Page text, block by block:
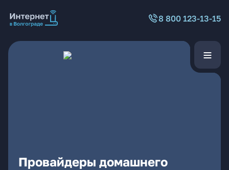
8 800 123-13-15
Провайдеры домашнего